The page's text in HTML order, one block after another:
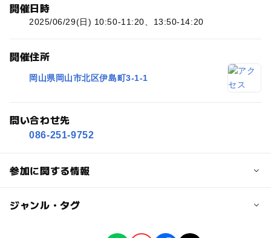
開催日時
2025/06/29(日) 10:50-11:20、13:50-14:20
開催住所
岡山県岡山市北区伊島町3-1-1
問い合わせ先
086-251-9752
参加に関する情報
対象年齢
3歳･4歳･5歳･6歳(幼児) 小学生 中学生･高校生
ジャンル・タグ